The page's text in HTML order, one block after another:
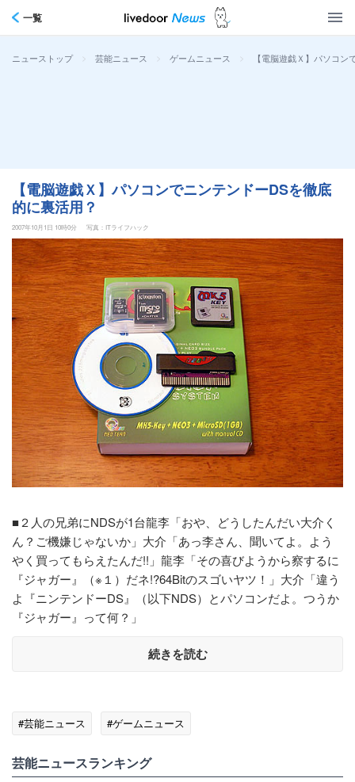
一覧
ニューストップ > 芸能ニュース > ゲームニュース > 【電脳遊戯Ｘ】パソコ
【電脳遊戯Ｘ】パソコンでニンテンドーDSを徹底
的に裏活用？
2007年10月1日 10時0分 写真：ITライフハック
■２人の兄弟にNDSが1台龍李「おや、どうしたんだい大介く
ん？ご機嫌じゃないか」大介「あっ李さん、聞いてよ。よう
やく買ってもらえたんだ!!」龍李「その喜びようから察するに
『ジャガー』（※１）だネ!?64Bitのスゴいヤツ！」大介「違う
よ『ニンテンドーDS』（以下NDS）とパソコンだよ。つうか
『ジャガー』って何？」
続きを読む
#芸能ニュース #ゲームニュース
芸能ニュースランキング